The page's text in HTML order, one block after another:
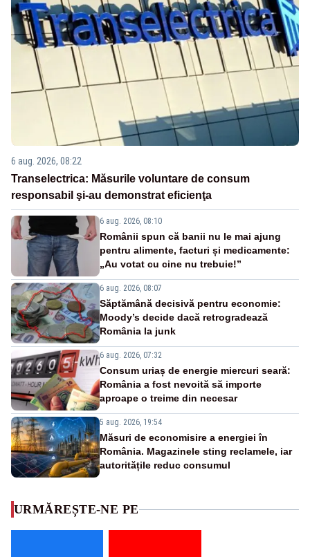
6 aug. 2026, 08:22
Transelectrica: Măsurile voluntare de consum
responsabil şi-au demonstrat eficienţa
6 aug. 2026, 08:10
Românii spun că banii nu le mai ajung
pentru alimente, facturi și medicamente:
„Au votat cu cine nu trebuie!”
6 aug. 2026, 08:07
Săptămână decisivă pentru economie:
Moody’s decide dacă retrogradează
România la junk
6 aug. 2026, 07:32
Consum uriaș de energie miercuri seară:
România a fost nevoită să importe
aproape o treime din necesar
5 aug. 2026, 19:54
Măsuri de economisire a energiei în
România. Magazinele sting reclamele, iar
autoritățile reduc consumul
URMĂREȘTE-NE PE